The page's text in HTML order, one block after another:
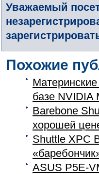
Уважаемый
Похожие
базе NVIDIA
Barebone
хорошей
Shuttle XPC
ASUS P5E-